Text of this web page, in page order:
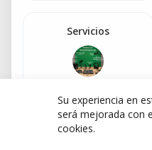
Servicios
Productos
Su experiencia en
será mejorada con
cookies.